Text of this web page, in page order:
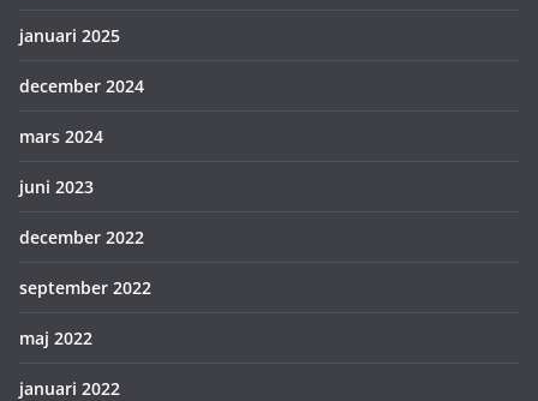
januari 2025
december 2024
mars 2024
juni 2023
december 2022
september 2022
maj 2022
januari 2022